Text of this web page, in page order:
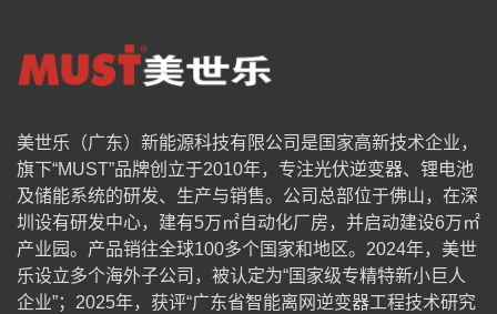
美世乐（广东）新能源科技有限公司是国家高新技术企业，
旗下“MUST”品牌创立于2010年，专注光伏逆变器、锂电池
及储能系统的研发、生产与销售。公司总部位于佛山，在深
圳设有研发中心，建有5万㎡自动化厂房，并启动建设6万㎡
产业园。产品销往全球100多个国家和地区。2024年，美世
乐设立多个海外子公司，被认定为“国家级专精特新小巨人
企业”；2025年，获评“广东省智能离网逆变器工程技术研究